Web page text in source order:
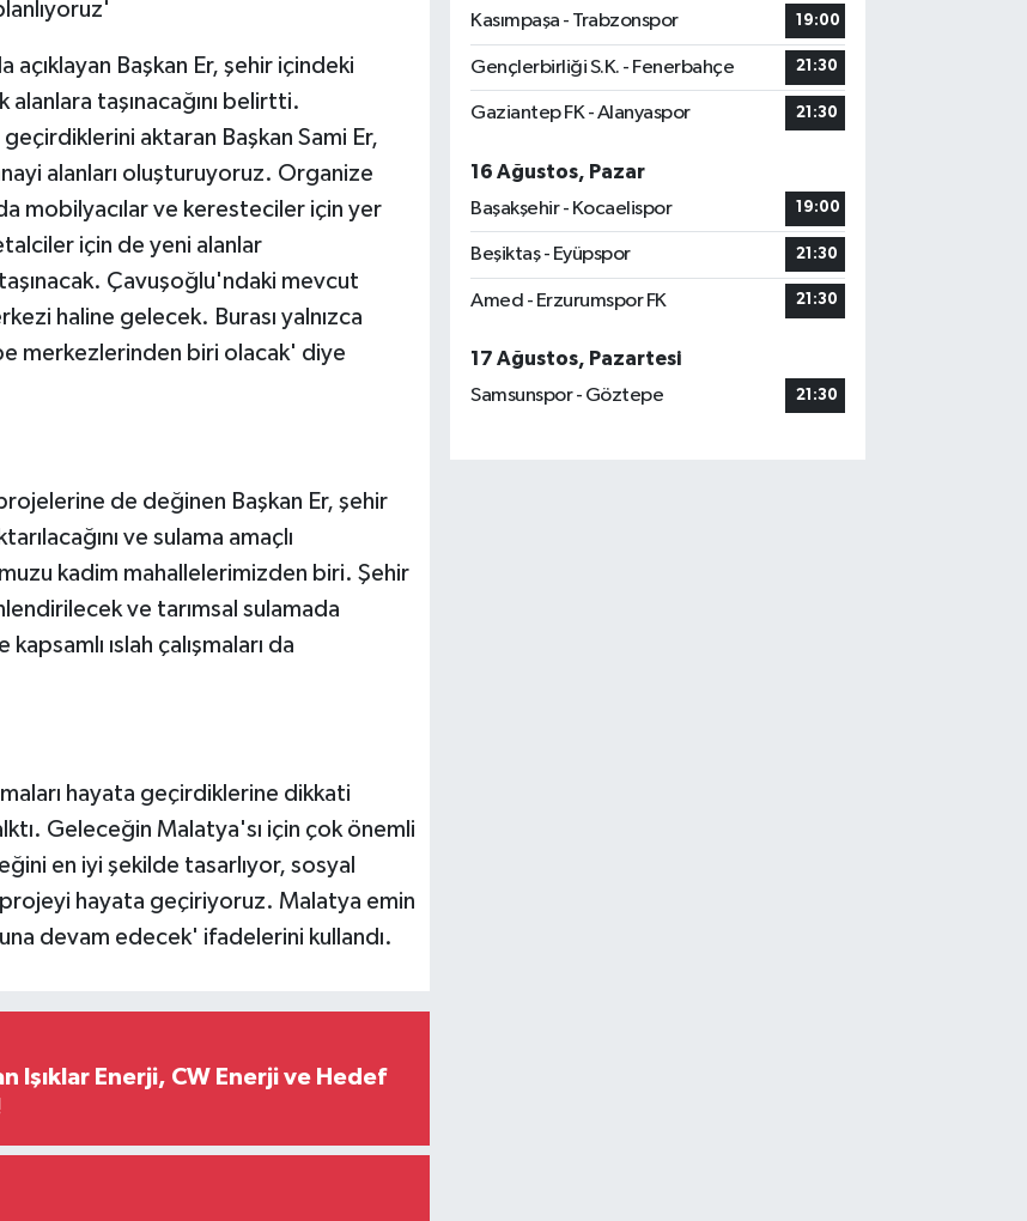
açıklayan Başkan Er, şehir içindeki
taşınacağını belirtti.
aktaran Başkan Sami Er,
alanları oluşturuyoruz. Organize
mobilyacılar ve keresteciler için yer
için de yeni alanlar
Çavuşoğlu'ndaki mevcut
haline gelecek. Burası yalnızca
merkezlerinden biri olacak' diye
de değinen Başkan Er, şehir
ve sulama amaçlı
kadim mahallelerimizden biri. Şehir
ve tarımsal sulamada
ıslah çalışmaları da
hayata geçirdiklerine dikkati
Geleceğin Malatya'sı için çok önemli
en iyi şekilde tasarlıyor, sosyal
hayata geçiriyoruz. Malatya emin
devam edecek' ifadelerini kullandı.
Işıklar Enerji, CW Enerji ve Hedef
Kasımpaşa - Trabzonspor 19:00
Gençlerbirliği S.K. - Fenerbahçe 21:30
Gaziantep FK - Alanyaspor 21:30
16 Ağustos, Pazar
Başakşehir - Kocaelispor
19:00
Beşiktaş - Eyüpspor 21:30
Amed - Erzurumspor FK 21:30
17 Ağustos, Pazartesi
Samsunspor - Göztepe
21:30